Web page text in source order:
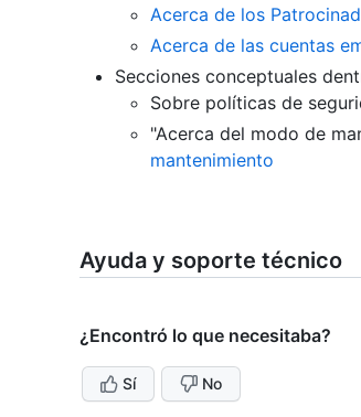
Acerca de los
Acerca de las cuentas
Secciones conceptuales
Sobre políticas de
"Acerca del modo de
mantenimiento
Ayuda y soporte técnico
¿Encontró lo que necesitaba?
Sí No